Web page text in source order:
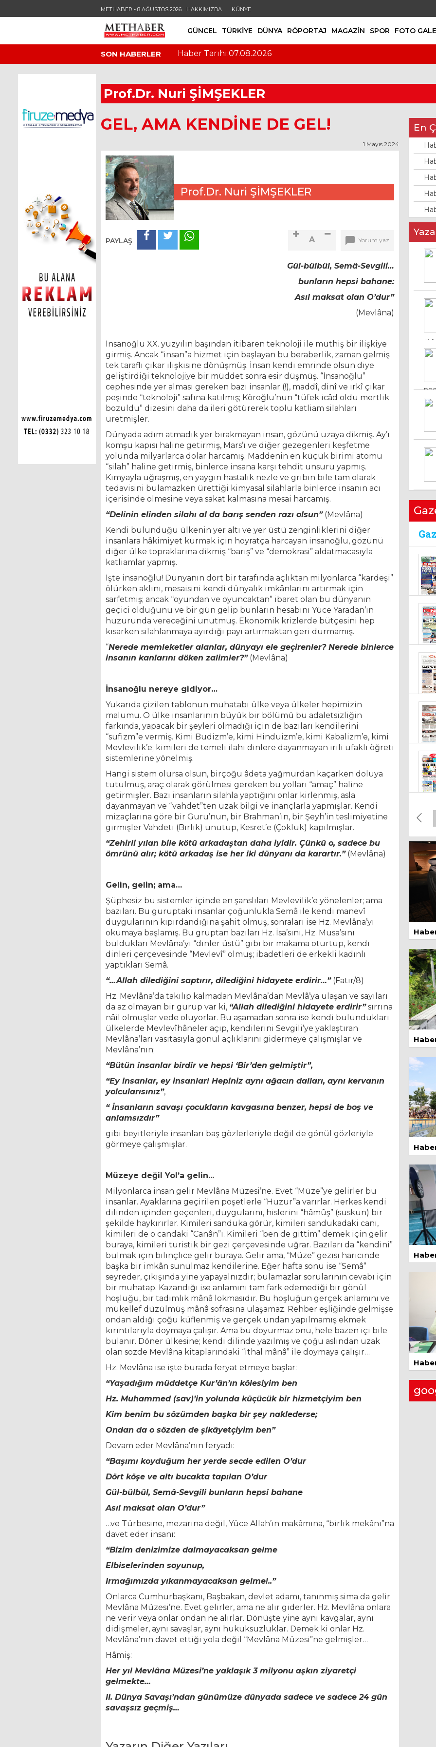
METHABER - 8 AĞUSTOS 2026 HAKKIMIZDA KÜNYE
GÜNCEL TÜRKİYE DÜNYA RÖPORTAJ MAGAZİN SPOR FOTO
SON HABERLER Haber Tarihi:07.08.2026
Prof.Dr. Nuri ŞİMŞEKLER
GEL, AMA KENDİNE DE GEL!
1 Mayıs 2024
Prof.Dr. Nuri ŞİMŞEKLER
PAYLAŞ Yorum yaz
A
Gül-bülbül, Semâ-Sevgili…
bunların hepsi bahane:
Asıl maksat olan O’dur”
(Mevlâna)
İnsanoğlu XX. yüzyılın başından itibaren teknoloji ile müthiş bir ilişkiye
girmiş. Ancak “insan”a hizmet için başlayan bu beraberlik, zaman gelmiş
tek taraflı çıkar ilişkisine dönüşmüş. İnsan kendi emrinde olsun diye
geliştirdiği teknolojiye bir müddet sonra esir düşmüş. “İnsanoğlu”
cephesinde yer alması gereken bazı insanlar (!), maddî, dinî ve ırkî çıkar
peşinde “teknoloji” safına katılmış; Köroğlu’nun “tüfek icâd oldu mertlik
bozuldu” dizesini daha da ileri götürerek toplu katliam silahları
üretmişler.
Dünyada adım atmadık yer bırakmayan insan, gözünü uzaya dikmiş. Ay’ı
komşu kapısı haline getirmiş, Mars’ı ve diğer gezegenleri keşfetme
yolunda milyarlarca dolar harcamış. Maddenin en küçük birimi atomu
“silah” haline getirmiş, binlerce insana karşı tehdit unsuru yapmış.
Kimyayla uğraşmış, en yaygın hastalık nezle ve gribin bile tam olarak
tedavisini bulamazken ürettiği kimyasal silahlarla binlerce insanın acı
içerisinde ölmesine veya sakat kalmasına mesai harcamış.
“Delinin elinden silahı al da barış senden razı olsun”(Mevlâna)
Kendi bulunduğu ülkenin yer altı ve yer üstü zenginliklerini diğer
insanlara hâkimiyet kurmak için hoyratça harcayan insanoğlu, gözünü
diğer ülke topraklarına dikmiş “barış” ve “demokrasi” aldatmacasıyla
katliamlar yapmış.
İşte insanoğlu! Dünyanın dört bir tarafında açlıktan milyonlarca “kardeşi”
ölürken aklını, mesaisini kendi dünyalık imkânlarını artırmak için
sarfetmiş; ancak “oyundan ve oyuncaktan” ibaret olan bu dünyanın
geçici olduğunu ve bir gün gelip bunların hesabını Yüce Yaradan’ın
huzurunda vereceğini unutmuş. Ekonomik krizlerde bütçesini hep
kısarken silahlanmaya ayırdığı payı artırmaktan geri durmamış.
“Nerede memleketler alanlar, dünyayı ele geçirenler? Nerede binlerce
insanın kanlarını döken zalimler?”(Mevlâna)
İnsanoğlu nereye gidiyor…
Yukarıda çizilen tablonun muhatabı ülke veya ülkeler hepimizin
malumu. O ülke insanlarının büyük bir bölümü bu adaletsizliğin
farkında, yapacak bir şeyleri olmadığı için de bazıları kendilerini
“sufizm”e vermiş. Kimi Budizm’e, kimi Hinduizm’e, kimi Kabalizm’e, kimi
Mevlevilik’e; kimileri de temeli ilahi dinlere dayanmayan irili ufaklı öğreti
sistemlerine yönelmiş.
Hangi sistem olursa olsun, birçoğu âdeta yağmurdan kaçarken doluya
tutulmuş, araç olarak görülmesi gereken bu yolları “amaç” haline
getirmişler. Bazı insanların silahla yaptığını onlar kirlenmiş, asla
dayanmayan ve “vahdet”ten uzak bilgi ve inançlarla yapmışlar. Kendi
mizaçlarına göre bir Guru’nun, bir Brahman’ın, bir Şeyh’in teslimiyetine
girmişler Vahdeti (Birlik) unutup, Kesret’e (Çokluk) kapılmışlar.
“Zehirli yılan bile kötü arkadaştan daha iyidir. Çünkü o, sadece bu
ömrünü alır; kötü arkadaş ise her iki dünyanı da karartır.”(Mevlâna)
Gelin, gelin; ama…
Şüphesiz bu sistemler içinde en şanslıları Mevlevilik’e yönelenler; ama
bazıları. Bu guruptaki insanlar çoğunlukla Semâ ile kendi manevî
duygularının kıpırdandığına şahit olmuş, sonraları ise Hz. Mevlâna’yı
okumaya başlamış. Bu gruptan bazıları Hz. İsa’sını, Hz. Musa’sını
buldukları Mevlâna’yı “dinler üstü” gibi bir makama oturtup, kendi
dinleri çerçevesinde “Mevlevî” olmuş; ibadetleri de erkekli kadınlı
yaptıkları Semâ.
“…Allah dilediğini saptırır, dilediğini hidayete erdirir…”(Fatır/8)
Hz. Mevlâna’da takılıp kalmadan Mevlâna’dan Mevlâ’ya ulaşan ve sayıları
da az olmayan bir gurup var ki, “Allah dilediğini hidayete erdirir”sırrına
nâil olmuşlar vede oluyorlar. Bu aşamadan sonra ise kendi bulundukları
ülkelerde Mevlevîhâneler açıp, kendilerini Sevgili’ye yaklaştıran
Mevlâna’ları vasıtasıyla gönül açlıklarını gidermeye çalışmışlar ve
Mevlâna’nın;
“Bütün insanlar birdir ve hepsi ‘Bir’den gelmiştir”,
“Ey insanlar, ey insanlar! Hepiniz aynı ağacın dalları, aynı kervanın
yolcularısınız”,
“ İnsanların savaşı çocukların kavgasına benzer, hepsi de boş ve
anlamsızdır”
gibi beyitleriyle insanları baş gözlerleriyle değil de gönül gözleriyle
görmeye çalışmışlar.
Müzeye değil Yol’a gelin...
Milyonlarca insan gelir Mevlâna Müzesi’ne. Evet “Müze”ye gelirler bu
insanlar. Ayaklarına geçirilen poşetlerle “Huzur”a varırlar. Herkes kendi
dilinden içinden geçenleri, duygularını, hislerini “hâmûş” (suskun) bir
şekilde haykırırlar. Kimileri sanduka görür, kimileri sandukadaki canı,
kimileri de o candaki “Canân”ı. Kimileri “ben de gittim” demek için gelir
buraya, kimileri turistik bir gezi çerçevesinde uğrar. Bazıları da “kendini”
bulmak için bilinçlice gelir buraya. Gelir ama, “Müze” gezisi haricinde
başka bir imkân sunulmaz kendilerine. Eğer hafta sonu ise “Semâ”
seyreder, çıkışında yine yapayalnızdır; bulamazlar sorularının cevabı için
bir muhatap. Kazandığı ise anlamını tam fark edemediği bir gönül
hoşluğu, bir tadımlık mânâ lokmasıdır. Bu hoşluğun gerçek anlamını ve
mükellef düzülmüş mânâ sofrasına ulaşamaz. Rehber eşliğinde gelmişse
ondan aldığı çoğu küflenmiş ve gerçek undan yapılmamış ekmek
kırıntılarıyla doymaya çalışır. Ama bu doyurmaz onu, hele bazen içi bile
bulanır. Döner ülkesine; kendi dilinde yazılmış ve çoğu aslından uzak
olan sözde Mevlâna kitaplarındaki “ithal mânâ” ile doymaya çalışır…
Hz. Mevlâna ise işte burada feryat etmeye başlar:
“Yaşadığım müddetçe Kur’ân’ın kölesiyim ben
Hz. Muhammed (sav)’in yolunda küçücük bir hizmetçiyim ben
Kim benim bu sözümden başka bir şey naklederse;
Ondan da o sözden de şikâyetçiyim ben”
Devam eder Mevlâna’nın feryadı:
“Başımı koyduğum her yerde secde edilen O’dur
Dört köşe ve altı bucakta tapılan O’dur
Gül-bülbül, Semâ-Sevgili bunların hepsi bahane
Asıl maksat olan O’dur”
…ve Türbesine, mezarına değil, Yüce Allah’ın makâmına, “birlik mekânı”na
davet eder insanı:
“Bizim denizimize dalmayacaksan gelme
Elbiselerinden soyunup,
Irmağımızda yıkanmayacaksan gelme!..”
Onlarca Cumhurbaşkanı, Başbakan, devlet adamı, tanınmış sima da gelir
Mevlâna Müzesi’ne. Evet gelirler, ama ne alır giderler. Hz. Mevlâna onlara
ne verir veya onlar ondan ne alırlar. Dönüşte yine aynı kavgalar, aynı
didişmeler, aynı savaşlar, aynı hukuksuzluklar. Demek ki onlar Hz.
Mevlâna’nın davet ettiği yola değil “Mevlâna Müzesi”ne gelmişler…
Hâmiş:
Her yıl Mevlâna Müzesi’ne yaklaşık 3 milyonu aşkın ziyaretçi
gelmekte…
II. Dünya Savaşı’ndan günümüze dünyada sadece ve sadece 24 gün
savaşsız geçmiş…
En
17
8
16
BU
21
10
21
21
19
1
1
13
14
Zor
26